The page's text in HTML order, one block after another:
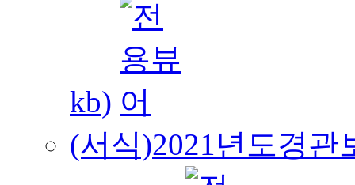
kb)
(서식)2021년도경관